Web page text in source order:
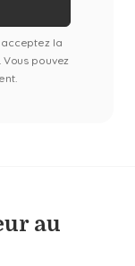
acceptez la
. Vous pouvez
au